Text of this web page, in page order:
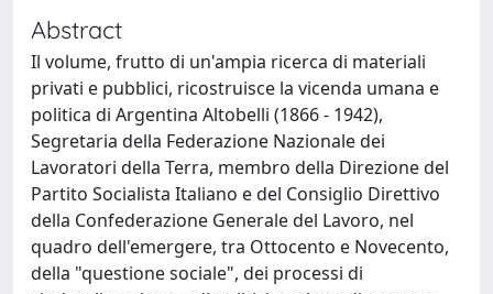
Abstract
Il volume, frutto di un'ampia ricerca di materiali
privati e pubblici, ricostruisce la vicenda umana e
politica di Argentina Altobelli (1866 - 1942),
Segretaria della Federazione Nazionale dei
Lavoratori della Terra, membro della Direzione del
Partito Socialista Italiano e del Consiglio Direttivo
della Confederazione Generale del Lavoro, nel
quadro dell'emergere, tra Ottocento e Novecento,
della "questione sociale", dei processi di